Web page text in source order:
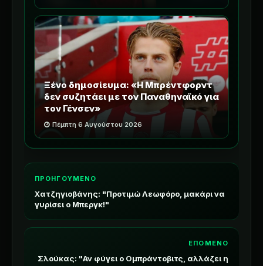
Ξένο δημοσίευμα: «Η Μπρέντφορντ
δεν συζητάει με τον Παναθηναϊκό για
τον Γένσεν»
Πέμπτη 6 Αυγούστου 2026
ΕΠΟΜΕΝΟ
Σλούκας: "Αν φύγει ο Ομπράντοβιτς, αλλάζει η
ΠΡΟΗΓΟΥΜΕΝΟ
Χατζηγιοβάνης: "Προτιμώ Λεωφόρο, μακάρι να
γυρίσει ο Μπεργκ!"